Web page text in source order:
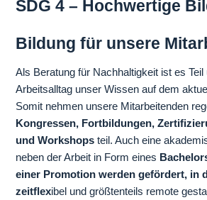
SDG 4 – Hochwertige
Bildung für unsere
Als Beratung für Nachhaltigkeit ist es Teil
Arbeitsalltag unser Wissen auf dem
Somit nehmen unsere Mitarbeitenden
Kongressen, Fortbildungen,
und Workshops teil. Auch eine
neben der Arbeit in Form eines
einer Promotion werden gefördert, in
zeitflexibel und größtenteils remote